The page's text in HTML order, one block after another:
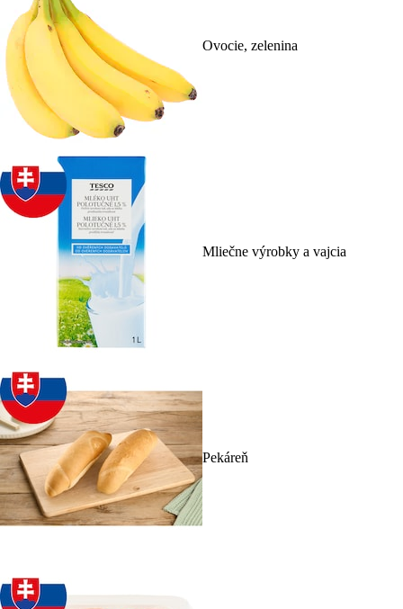
Ovocie, zelenina
Mliečne výrobky a vajcia
Pekáreň